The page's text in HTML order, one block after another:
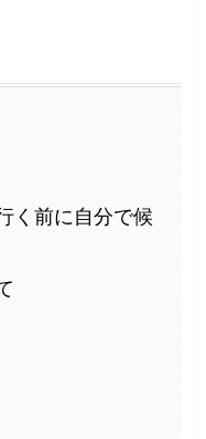
く前に自分で候